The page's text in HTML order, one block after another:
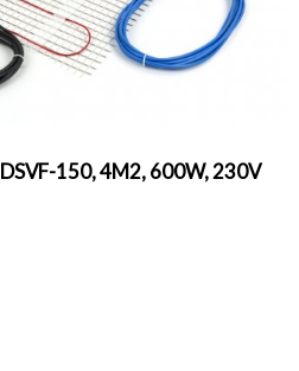
150, 4M2, 600W, 230V